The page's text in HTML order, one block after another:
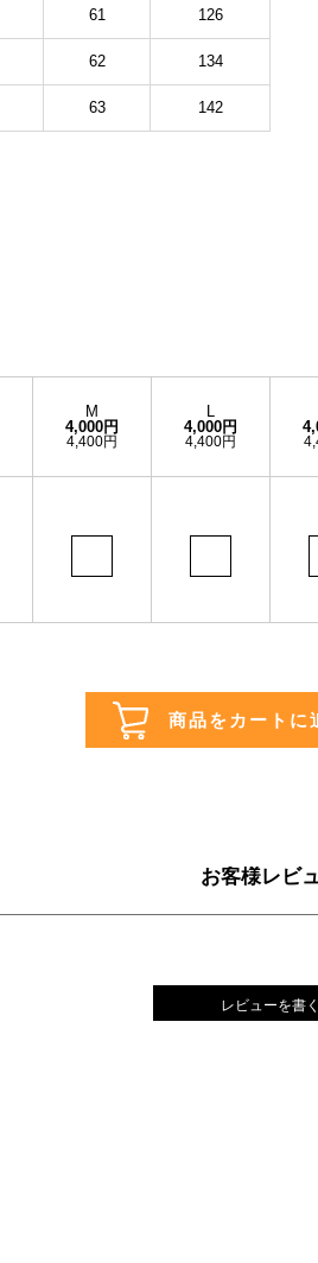
61 126
62 134
63 142
M
4,000円
4,400円
L
4,000円
4,400円
お客様レビ
レビューを書く